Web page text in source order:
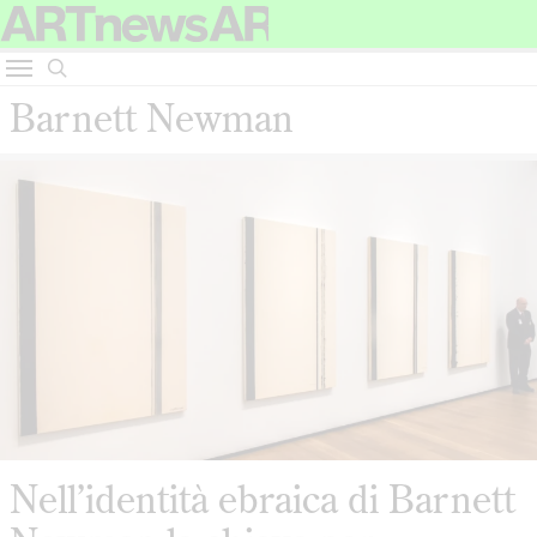
Barnett Newman
Nell’identità ebraica di Barnett